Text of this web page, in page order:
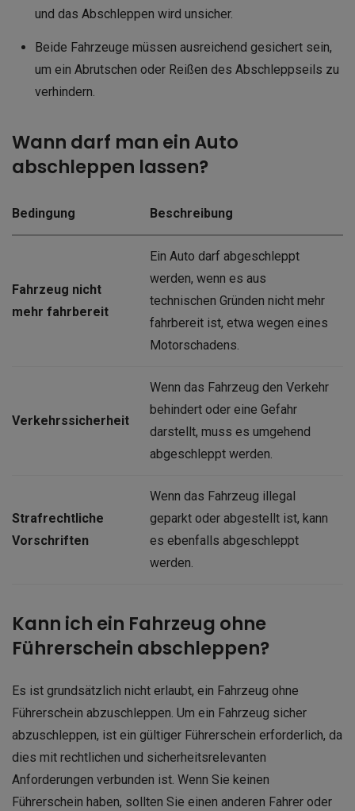
und das Abschleppen wird unsicher.
Beide Fahrzeuge müssen ausreichend gesichert sein,
um ein Abrutschen oder Reißen des Abschleppseils zu
verhindern.
Wann darf man ein Auto
abschleppen lassen?
Bedingung Beschreibung
Fahrzeug nicht
mehr fahrbereit
Ein Auto darf abgeschleppt
werden, wenn es aus
technischen Gründen nicht mehr
fahrbereit ist, etwa wegen eines
Motorschadens.
Verkehrssicherheit
Wenn das Fahrzeug den Verkehr
behindert oder eine Gefahr
darstellt, muss es umgehend
abgeschleppt werden.
Strafrechtliche
Vorschriften
Wenn das Fahrzeug illegal
geparkt oder abgestellt ist, kann
es ebenfalls abgeschleppt
werden.
Kann ich ein Fahrzeug ohne
Führerschein abschleppen?
Es ist grundsätzlich nicht erlaubt, ein Fahrzeug ohne
Führerschein abzuschleppen. Um ein Fahrzeug sicher
abzuschleppen, ist ein gültiger Führerschein erforderlich, da
dies mit rechtlichen und sicherheitsrelevanten
Anforderungen verbunden ist. Wenn Sie keinen
Führerschein haben, sollten Sie einen anderen Fahrer oder